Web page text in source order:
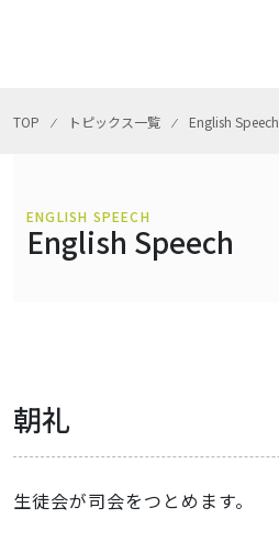
TOP ⁄ トピックス一覧 ⁄ English Speech
ENGLISH SPEECH
English Speech
朝礼
生徒会が司会をつとめます。